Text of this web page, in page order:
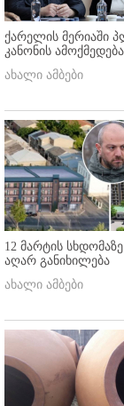
ქარელის მერიაში
კანონის
ახალი ამბები
12 მარტის
აღარ განიხილება
ახალი ამბები